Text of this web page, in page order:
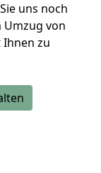
uns noch
von
zu